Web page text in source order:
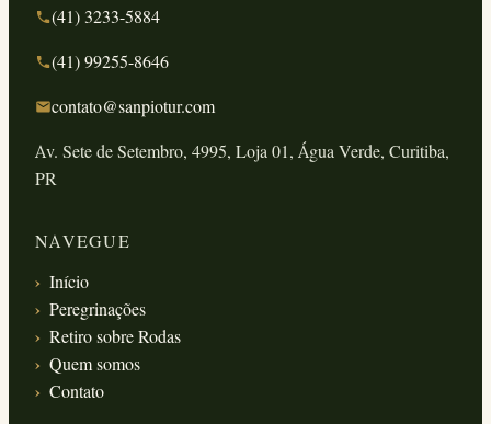
(41) 3233-5884
(41) 99255-8646
contato@sanpiotur.com
Av. Sete de Setembro, 4995, Loja 01, Água Verde, Curitiba,
PR
NAVEGUE
Início
Peregrinações
Retiro sobre Rodas
Quem somos
Contato